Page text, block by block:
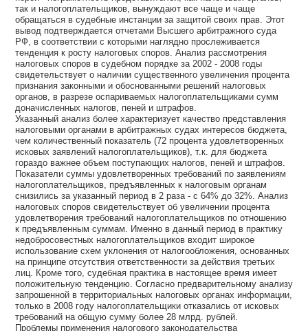
так и налогоплательщиков, вынуждают все чаще и чаще
обращаться в судебные инстанции за защитой своих прав. Этот
вывод подтверждается отчетами Высшего арбитражного суда
РФ, в соответствии с которыми наглядно прослеживается
тенденция к росту налоговых споров. Анализ рассмотрения
налоговых споров в судебном порядке за 2002 - 2008 годы
свидетельствует о наличии существенного увеличения процента
признания законными и обоснованными решений налоговых
органов, в разрезе оспариваемых налогоплательщиками сумм
доначисленных налогов, пеней и штрафов.
Указанный анализ более характеризует качество представления
налоговыми органами в арбитражных судах интересов бюджета,
чем количественный показатель (72 процента удовлетворенных
исковых заявлений налогоплательщиков), т.к. для бюджета
гораздо важнее объем поступающих налогов, пеней и штрафов.
Показатели суммы удовлетворенных требований по заявлениям
налогоплательщиков, предъявленных к налоговым органам
снизились за указанный период в 2 раза - с 64% до 32%. Анализ
налоговых споров свидетельствует об увеличении процента
удовлетворения требований налогоплательщиков по отношению
к предъявленным суммам. Именно в данный период в практику
недобросовестных налогоплательщиков входит широкое
использование схем уклонения от налогообложения, основанных
на принципе отсутствия ответственности за действия третьих
лиц. Кроме того, судебная практика в настоящее время имеет
положительную тенденцию. Согласно предварительному анализу
запрошенной в территориальных налоговых органах информации,
только в 2008 году налогоплательщики отказались от исковых
требований на общую сумму более 28 млрд. рублей.
Проблемы применения налогового законодательства